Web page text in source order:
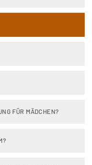
FÜR MÄDCHEN?